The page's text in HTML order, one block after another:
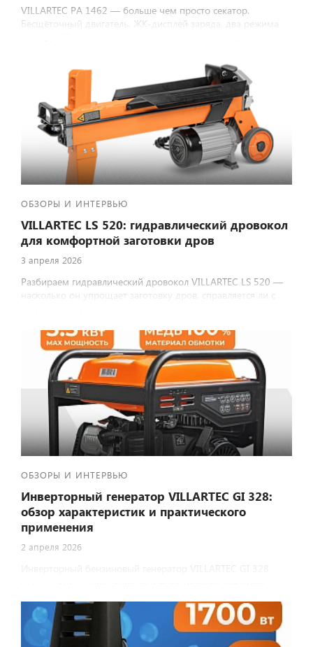
VILLARTEC PA 1462 — больше чем просто секатор.
Бесщёточный двигатель, ЖК‑дисплей заряда, два режима
ОБЗОРЫ И ИНТЕРВЬЮ
VILLARTEC LS 520: гидравлический дровокол
для комфортной заготовки дров
3 апреля 2026
Разбираем гидравлический дровокол VILLARTEC LS 520 —
насколько он упрощает заготовку дров, справляется ли с
ОБЗОРЫ И ИНТЕРВЬЮ
Инверторный генератор VILLARTEC GI 328:
обзор характеристик и практического
применения
2 апреля 2026
Инверторный бензиновый генератор VILLARTEC GI 328
медная обмотка, экономичный расход топлива.